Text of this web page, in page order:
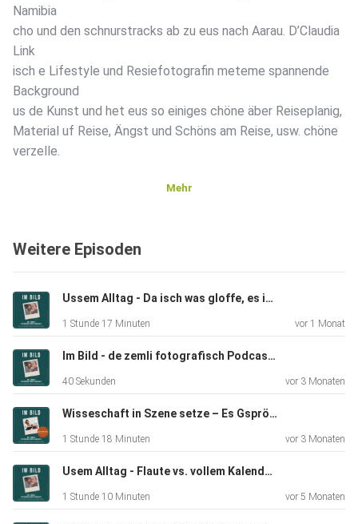
Namibia
cho und den schnurstracks ab zu eus nach Aarau. D’Claudia
Link
isch e Lifestyle und Resiefotografin meteme spannende
Background
us de Kunst und het eus so einiges chöne äber Reiseplanig,
Material uf Reise, Ängst und Schöns am Reise, usw. chöne
verzelle.
verzellt, mega spannend!
I dem Sinn lönd euch in e anderi Welt loh begleite und
met euchne Ohre :)
Mehr
Weitere Episoden
Ussem Alltag - Da isch was gloffe, es isch eifach a eus verbie ... #58
1 Stunde 17 Minuten vor 1 Monat
Im Bild - de zemli fotografisch Podcast #Trailer
40 Sekunden vor 3 Monaten
Wisseschaft in Szene setze – Es Gspröch met de Michelle Aimée #57
1 Stunde 18 Minuten vor 3 Monaten
Usem Alltag - Flaute vs. vollem Kalender #55
1 Stunde 10 Minuten vor 5 Monaten